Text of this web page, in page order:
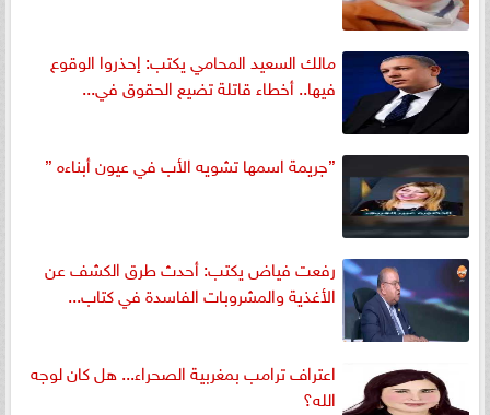
مالك السعيد المحامي يكتب: إحذروا الوقوع
فيها.. أخطاء قاتلة تضيع الحقوق في...
”جريمة اسمها تشويه الأب في عيون أبناءه ”
رفعت فياض يكتب: أحدث طرق الكشف عن
الأغذية والمشروبات الفاسدة في كتاب...
اعتراف ترامب بمغربية الصحراء... هل كان لوجه
الله؟